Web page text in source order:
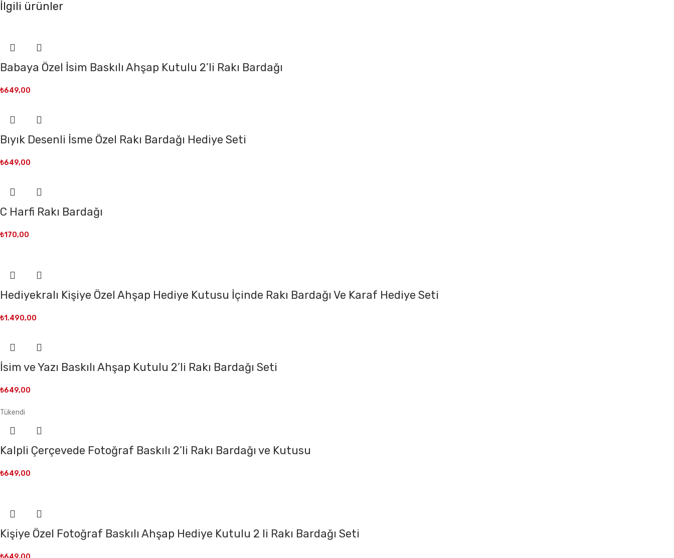
İlgili ürünler
Babaya Özel İsim Baskılı Ahşap Kutulu 2’li Rakı Bardağı
₺649,00
Bıyık Desenli İsme Özel Rakı Bardağı Hediye Seti
₺649,00
C Harfi Rakı Bardağı
₺170,00
Hediyekralı Kişiye Özel Ahşap Hediye Kutusu İçinde Rakı Bardağı Ve Karaf Hediye Seti
₺1.490,00
İsim ve Yazı Baskılı Ahşap Kutulu 2’li Rakı Bardağı Seti
₺649,00
Tükendi
Kalpli Çerçevede Fotoğraf Baskılı 2’li Rakı Bardağı ve Kutusu
₺649,00
Kişiye Özel Fotoğraf Baskılı Ahşap Hediye Kutulu 2 li Rakı Bardağı Seti